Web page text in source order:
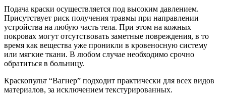
Подача краски осуществляется под высоким давлением.
Присутствует риск получения травмы при направлении
устройства на любую часть тела. При этом на кожных
покровах могут отсутствовать заметные повреждения, в то
время как вещества уже проникли в кровеносную систему
или мягкие ткани. В любом случае необходимо срочно
обратиться в больницу.
Краскопульт “Вагнер” подходит практически для всех видов
материалов, за исключением текстурированных.